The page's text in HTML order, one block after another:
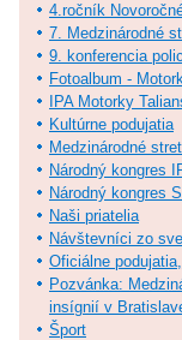
4.ročník
7. Medzinárodné
9. konferencia
Fotoalbum -
IPA Motorky
Kultúrne podujatia
Medzinárodné
Národný kongres
Národný kongres
Naši priatelia
Návštevníci zo
Oficiálne
Pozvánka:
insígnií v
Šport